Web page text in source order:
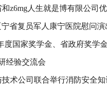
z6mg人生就是博有限公司
省复员军人康宁医院慰问演
度国家奖学金、省政府奖学
经验交流会
术公司联合举行消防安全